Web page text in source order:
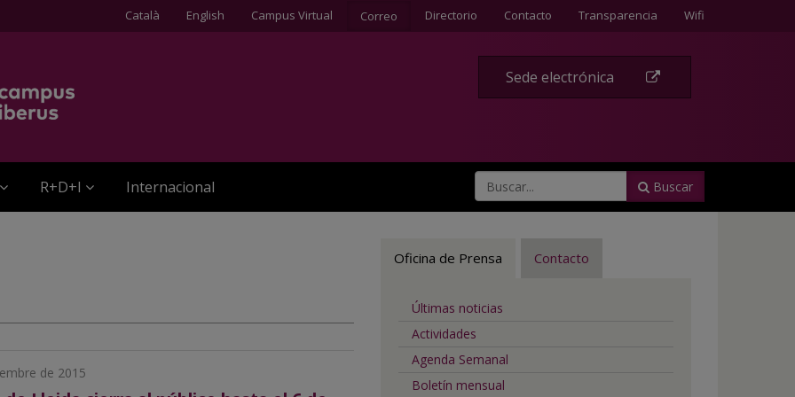
Català English Campus Virtual Correo Directorio Contacte
Contacto Transparencia Wifi
Sede electrónica
R+D+I Internacional Buscar
de 2015
Oficina de Prensa Contacto
Últimas noticias
Actividades
Agenda Semanal
Boletín mensual